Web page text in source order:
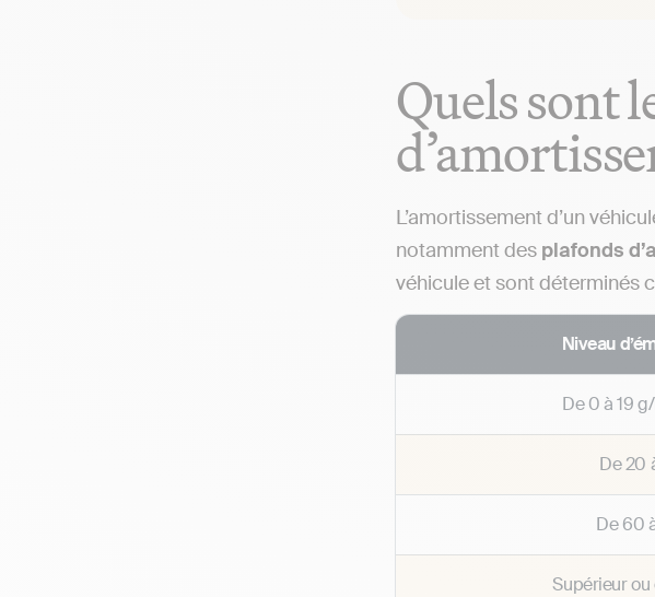
Quels sont
L’amortissement d’un
notamment des plafonds
véhicule et sont déterminés
Niveau
De 0 à 19
De 20
De 60
Supérieur